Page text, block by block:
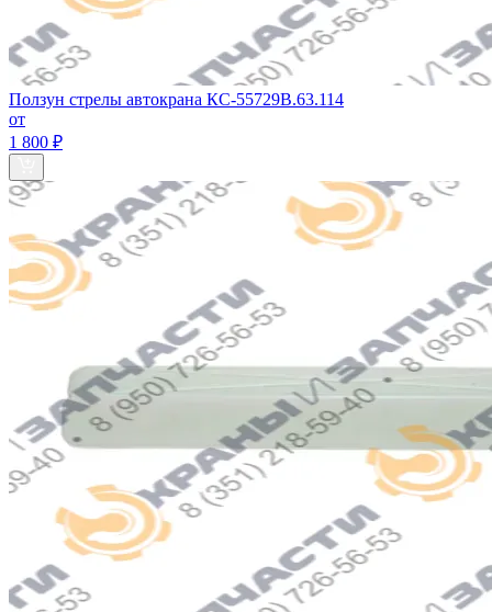
Ползун стрелы автокрана КС-55729В.63.114
от
1 800 ₽